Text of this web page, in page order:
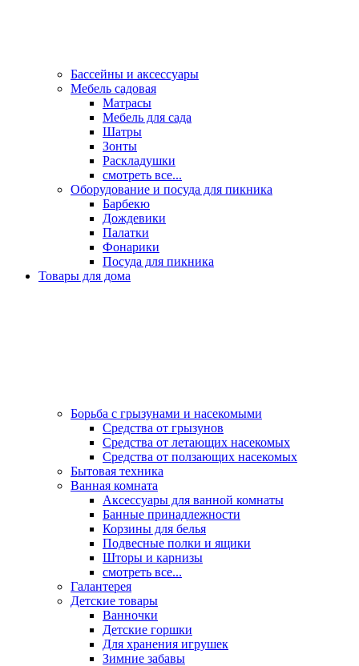
Бассейны и аксессуары
Мебель садовая
Матрасы
Мебель для сада
Шатры
Зонты
Раскладушки
смотреть все...
Оборудование и посуда для пикника
Барбекю
Дождевики
Палатки
Фонарики
Посуда для пикника
Товары для дома
Борьба с грызунами и насекомыми
Средства от грызунов
Средства от летающих насекомых
Средства от ползающих насекомых
Бытовая техника
Ванная комната
Аксессуары для ванной комнаты
Банные принадлежности
Корзины для белья
Подвесные полки и ящики
Шторы и карнизы
смотреть все...
Галантерея
Детские товары
Ванночки
Детские горшки
Для хранения игрушек
Зимние забавы